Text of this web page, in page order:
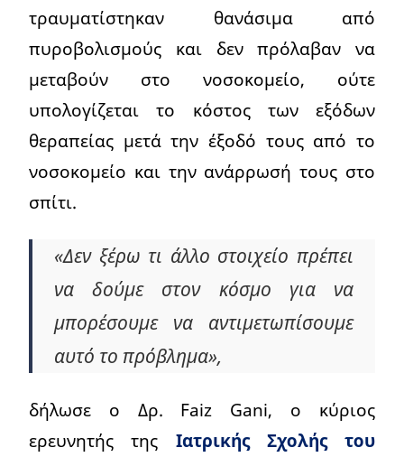
τραυματίστηκαν θανάσιμα από
πυροβολισμούς και δεν πρόλαβαν να
μεταβούν στο νοσοκομείο, ούτε
υπολογίζεται το κόστος των εξόδων
θεραπείας μετά την έξοδό τους από το
νοσοκομείο και την ανάρρωσή τους στο
σπίτι.
«Δεν ξέρω τι άλλο στοιχείο πρέπει
να δούμε στον κόσμο για να
μπορέσουμε να αντιμετωπίσουμε
αυτό το πρόβλημα»,
δήλωσε ο Δρ. Faiz Gani, ο κύριος
ερευνητής της Ιατρικής Σχολής του